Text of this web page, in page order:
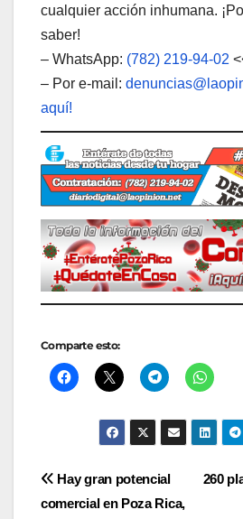
cualquier acción inhumana.
saber!
– WhatsApp: (782) 219-94-02
– Por e-mail:
aquí!
Comparte esto:
Navegación260
Hay gran potencial
comercial en Poza Rica,